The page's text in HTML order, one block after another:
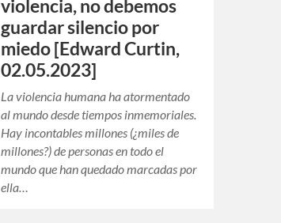
violencia, no debemos
guardar silencio por
miedo [Edward Curtin,
02.05.2023]
La violencia humana ha atormentado
al mundo desde tiempos inmemoriales.
Hay incontables millones (¿miles de
millones?) de personas en todo el
mundo que han quedado marcadas por
ella…